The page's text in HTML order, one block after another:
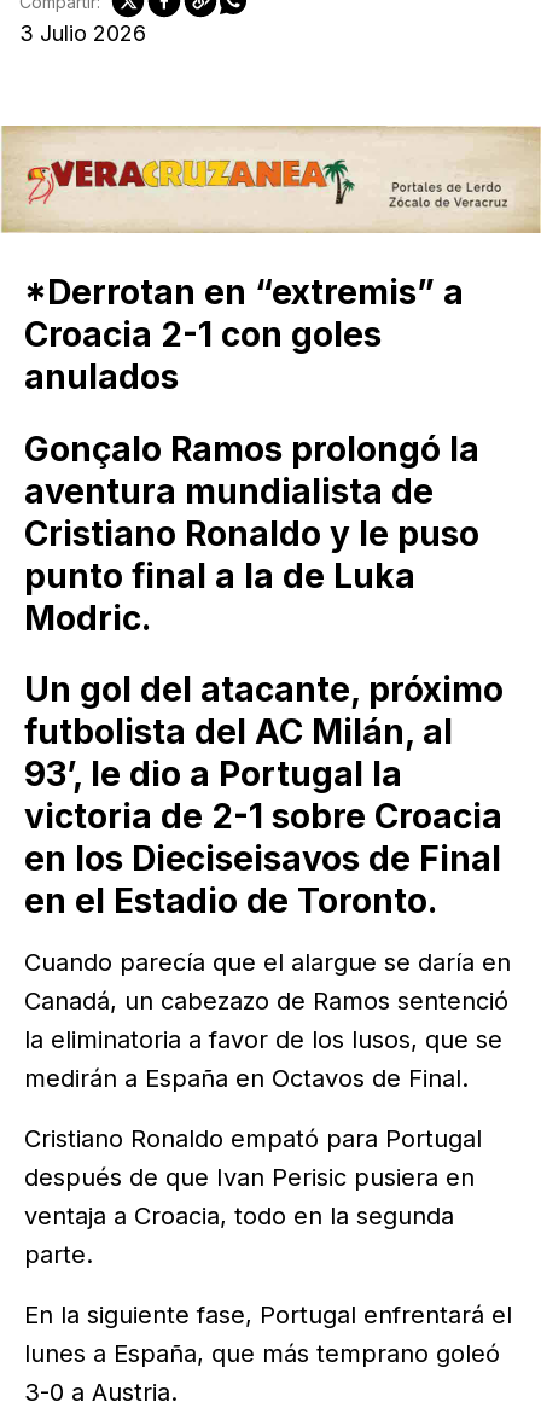
3 Julio 2026
*Derrotan en “extremis” a
Croacia 2-1 con goles
anulados
Gonçalo Ramos prolongó la
aventura mundialista de
Cristiano Ronaldo y le puso
punto final a la de Luka
Modric.
Un gol del atacante, próximo
futbolista del AC Milán, al
93’, le dio a Portugal la
victoria de 2-1 sobre Croacia
en los Dieciseisavos de Final
en el Estadio de Toronto.
Cuando parecía que el alargue se daría en
Canadá, un cabezazo de Ramos sentenció
la eliminatoria a favor de los lusos, que se
medirán a España en Octavos de Final.
Cristiano Ronaldo empató para Portugal
después de que Ivan Perisic pusiera en
ventaja a Croacia, todo en la segunda
parte.
En la siguiente fase, Portugal enfrentará el
lunes a España, que más temprano goleó
3-0 a Austria.